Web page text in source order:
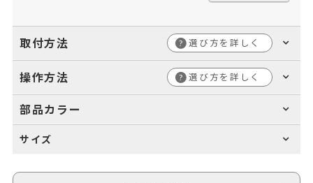
取付方法 ? 選び方を詳しく
操作方法 ? 選び方を詳しく
部品カラー
サイズ